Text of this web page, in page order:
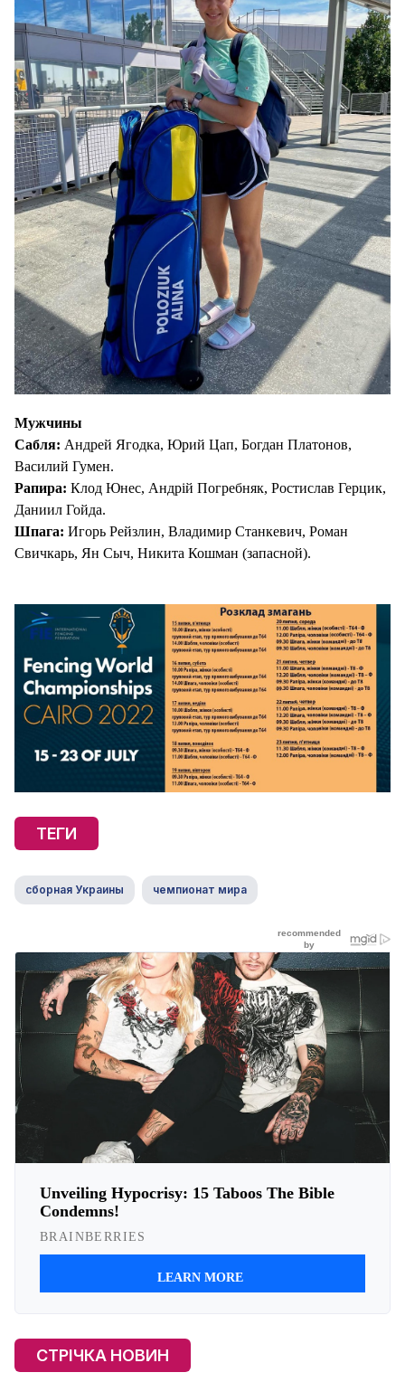
Мужчины
Сабля: Андрей Ягодка, Юрий Цап, Богдан Платонов,
Василий Гумен.
Рапира: Клод Юнес, Андрій Погребняк, Ростислав Герцик,
Даниил Гойда.
Шпага: Игорь Рейзлин, Владимир Станкевич, Роман
Свичкарь, Ян Сыч, Никита Кошман (запасной).
ТЕГИ
сборная Украины чемпионат мира
СТРІЧКА НОВИН